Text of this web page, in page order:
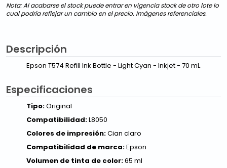
Nota: Al acabarse el stock puede entrar en vigencia stock de otro lote lo
cual podría reflejar un cambio en el precio. Imágenes referenciales.
Descripción
Epson T574 Refill Ink Bottle - Light Cyan - Inkjet - 70 mL
Especificaciones
Tipo:Original
Compatibilidad:L8050
Colores de impresión:Cian claro
Compatibilidad de marca:Epson
Volumen de tinta de color:65 ml